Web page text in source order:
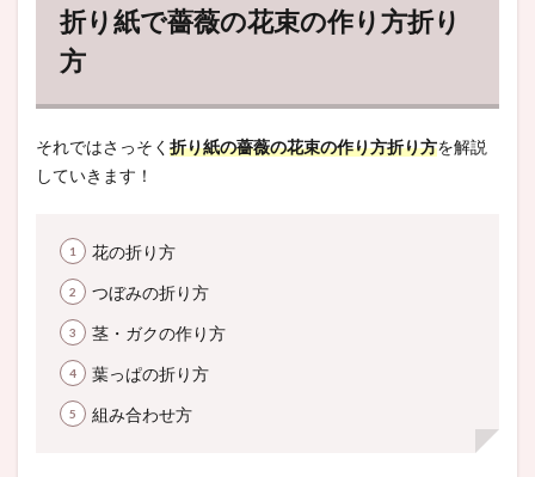
折り紙で薔薇の花束の作り方折り
方
それではさっそく 折り紙の薔薇の花束の作り方折り方を解説
していきます！
花の折り方
つぼみの折り方
茎・ガクの作り方
葉っぱの折り方
組み合わせ方